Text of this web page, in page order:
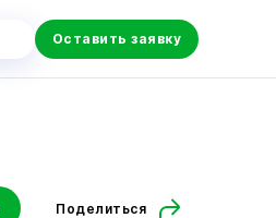
Оставить заявку
Поделиться